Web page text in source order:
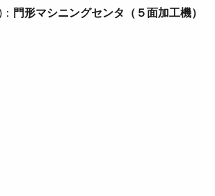
門形マシニングセンタ（５面加工機）